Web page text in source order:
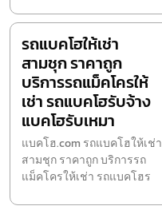
รถแบคโฮให้เช่า
สามชุก ราคาถูก
บริการรถแม็คโครให้
เช่า รถแบคโฮรับจ้าง
แบคโฮรับเหมา
แบคโฮ.com รถแบคโฮให้เช่า
สามชุก ราคาถูก บริการรถ
แม็คโครให้เช่า รถแบคโฮร